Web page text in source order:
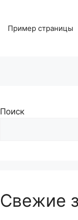
Пример страницы
Поиск
Свежие